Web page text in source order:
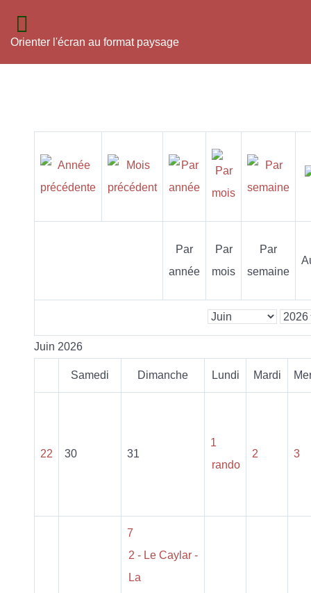
Orienter l'écran au format paysage
Par
année
Par
mois
Par
semaine
Juin 2026
Samedi Dimanche Lundi Mardi
22 30 31
1
rando
2 3
7
2 - Le Caylar -
La